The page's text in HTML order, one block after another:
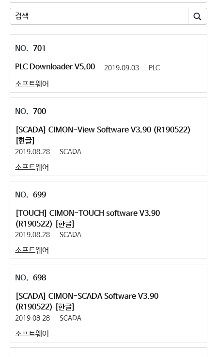
701
PLC Downloader V5.00
2019.09.03 PLC
소프트웨어
700
[SCADA] CIMON-View Software V3.90 (R190522)
[한글]
2019.08.28 SCADA
소프트웨어
699
[TOUCH] CIMON-TOUCH software V3.90
(R190522) [한글]
2019.08.28 SCADA
소프트웨어
698
[SCADA] CIMON-SCADA Software V3.90
(R190522) [한글]
2019.08.28 SCADA
소프트웨어